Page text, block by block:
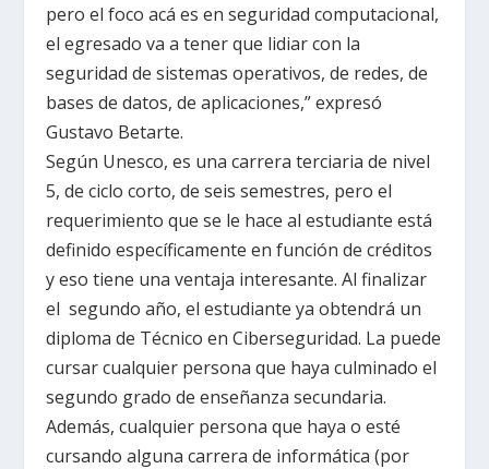
pero el foco acá es en seguridad computacional,
el egresado va a tener que lidiar con la
seguridad de sistemas operativos, de redes, de
bases de datos, de aplicaciones,” expresó
Gustavo Betarte.
Según Unesco, es una carrera terciaria de nivel
5, de ciclo corto, de seis semestres, pero el
requerimiento que se le hace al estudiante está
definido específicamente en función de créditos
y eso tiene una ventaja interesante. Al finalizar
el segundo año, el estudiante ya obtendrá un
diploma de Técnico en Ciberseguridad. La puede
cursar cualquier persona que haya culminado el
segundo grado de enseñanza secundaria.
Además, cualquier persona que haya o esté
cursando alguna carrera de informática (por